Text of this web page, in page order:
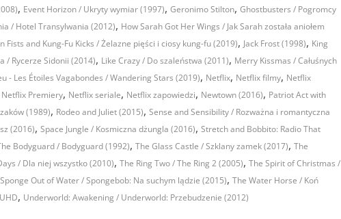
, Event Horizon / Ukryty wymiar (1997), Geronimo Stilton, Ghostbusters / Pogromcy
/ Hotel Transylwania (2012), How Sarah Got Her Wings / Jak Sarah została aniołem
Fists and Kung-Fu Kicks / Żelazne pięści i ciosy kung-fu (2019), Jack Frost (1998), King
/ Rycerze Sidonii (2014), Like Crazy / Do szaleństwa (2011), Merry Kissmas / Całuśnych
- Les Étoiles Vagabondes / Wandering Stars (2019), Netflix, Netflix filmy, Netflix
Netflix Premiery, Netflix seriale, Netflix zapowiedzi, Newtown (2016), Patriot Act with
(1989), Rodeo and Juliet (2015), Sense and Sensibility / Rozważna i romantyczna
(2016), Space Jungle / Kosmiczna dżungla (2016), Stretch and Bobbito: Radio That
Bodyguard / Bodyguard (1992), The Glass Castle / Szklany zamek (2017), The
/ Dla niej wszystko (2010), The Ring Two / The Ring 2 (2005), The Spirit of Christmas /
Out of Water / Spongebob: Na suchym lądzie (2015), The Water Horse / Koń
UHD, Underworld: Awakening / Underworld: Przebudzenie (2012)